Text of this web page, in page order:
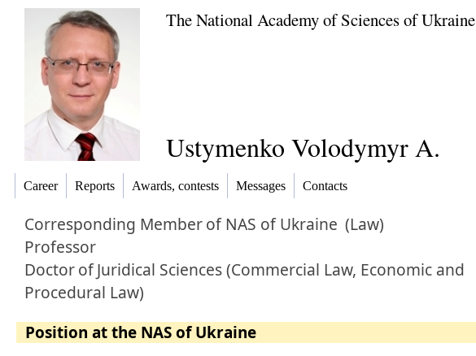
The National Academy of Sciences of Ukraine
Ustymenko Volodymyr A.
Career Reports Awards, contests Messages Contacts
Corresponding Memberof NAS of Ukraine (Law)
Professor
DoctorofJuridical Sciences (Commercial Law, Economic and
Procedural Law)
Position at the NAS of Ukraine